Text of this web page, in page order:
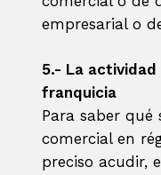
empresarial o
5.- La
franquicia
Para saber qué
comercial en
preciso acudir,